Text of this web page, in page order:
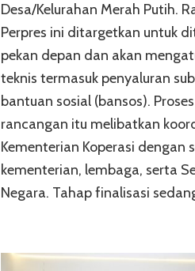
Desa/Kelurahan Merah Putih.
Perpres ini ditargetkan untuk
pekan depan dan akan
teknis termasuk penyaluran
bantuan sosial (bansos).
rancangan itu melibatkan
Kementerian Koperasi dengan
kementerian, lembaga, serta
Negara. Tahap finalisasi